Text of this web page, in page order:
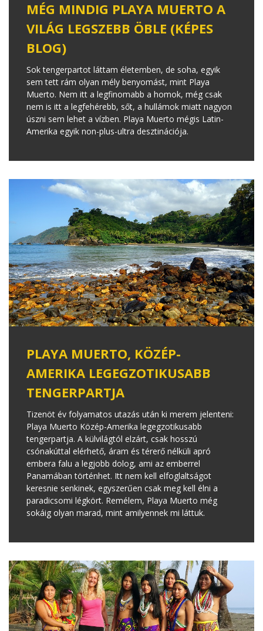
MÉG MINDIG PLAYA MUERTO A
VILÁG LEGSZEBB ÖBLE (KÉPES
BLOG)
Sok tengerpartot láttam életemben, de soha, egyik
sem tett rám olyan mély benyomást, mint Playa
Muerto. Nem itt a legfinomabb a homok, még csak
nem is itt a legfehérebb, sőt, a hullámok miatt nagyon
úszni sem lehet a vízben. Playa Muerto mégis Latin-
Amerika egyik non-plus-ultra desztinációja.
PLAYA MUERTO, KÖZÉP-
AMERIKA LEGEGZOTIKUSABB
TENGERPARTJA
Tizenöt év folyamatos utazás után ki merem jelenteni:
Playa Muerto Közép-Amerika legegzotikusabb
tengerpartja. A külvilágtól elzárt, csak hosszú
csónakúttal elérhető, áram és térerő nélküli apró
embera falu a legjobb dolog, ami az emberrel
Panamában történhet. Itt nem kell elfoglaltságot
keresnie senkinek, egyszerűen csak meg kell élni a
paradicsomi légkört. Remélem, Playa Muerto még
sokáig olyan marad, mint amilyennek mi láttuk.